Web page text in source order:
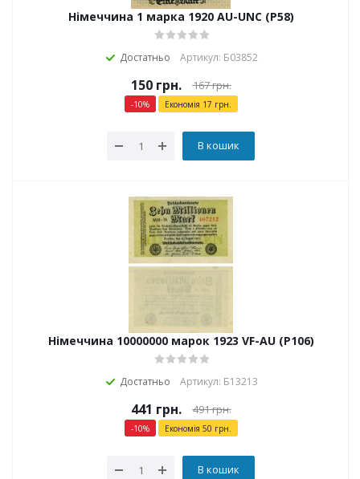
Німеччина 1 марка 1920 AU-UNC (P58)
Достатньо Артикул: Б03852
150грн. 167грн.
-10% Економія 17 грн.
В кошик
Німеччина 10000000 марок 1923 VF-AU (P106)
Достатньо Артикул: Б13213
441 грн. 491грн.
-10% Економія 50 грн.
В кошик